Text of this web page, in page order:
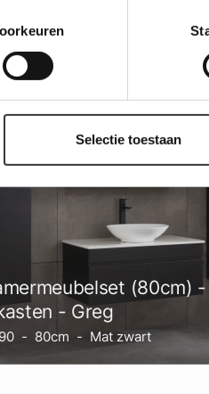
Selectie toestaan
(80cm)
- Greg
- 80cm - Mat zwart